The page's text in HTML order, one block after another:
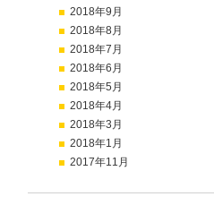
2018年9月
2018年8月
2018年7月
2018年6月
2018年5月
2018年4月
2018年3月
2018年1月
2017年11月